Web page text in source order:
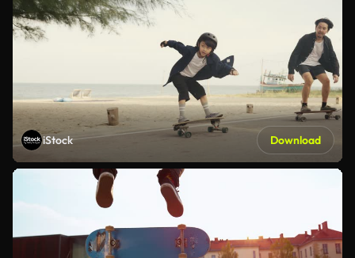
iStock Download